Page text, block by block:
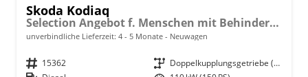
Skoda Kodiaq
Selection Angebot f. Menschen mit Behinderung 100%! 2.0 TDI 150PS DSG, 17" Alu, Parksensoren v/h, Rückfahrkamera, 3-Zonen-Climatronic, SunSet, Sitzheizung, Side Assist, Fernlicht-Assist, Tempomat, Infotainment 10" + Smartlink, Virtual Cockpit, M-Leder
unverbindliche Lieferzeit: 4 - 5 Monate Neuwagen
Fahrzeugnr. 15362 Getriebe
Doppelkupplungsgetriebe (DSG)